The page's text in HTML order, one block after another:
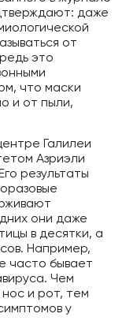
даже
от
это
что маски
и от пыли,
Галилеи
Азриэли
результаты
они даже
в десятки, а
Например,
часто бывает
Чем
и рот, тем
у